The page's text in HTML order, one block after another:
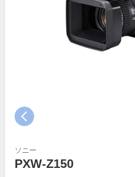
ソニー
PXW-Z150